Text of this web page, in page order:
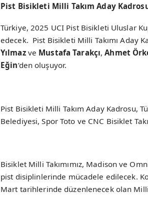
Pist Bisikleti Milli Takım Aday
Türkiye, 2025 UCI Pist Bisikleti Uluslar
edecek. Pist Bisikleti Milli Takımı Aday
Yılmazve Mustafa Tarakçı,Ahmet
Eğin’den oluşuyor.
Pist Bisikleti Milli Takım Aday Kadrosu,
Belediyesi, Spor Toto ve CNC Bisiklet
Bisiklet Milli Takımımız, Madison ve
pist disiplinlerinde mücadele edilecek.
Mart tarihlerinde düzenlenecek olan Milli